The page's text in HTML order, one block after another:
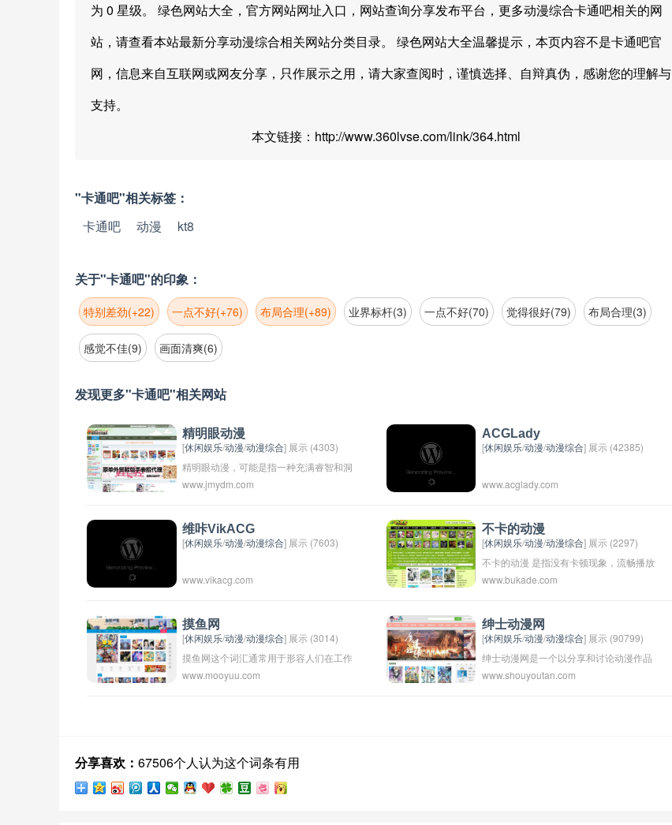
为 0 星级。 绿色网站大全，官方网站网址入口，网站查询分享发布平台，更多动漫综合卡通吧相关的网
站，请查看本站最新分享动漫综合相关网站分类目录。 绿色网站大全温馨提示，本页内容不是卡通吧官
网，信息来自互联网或网友分享，只作展示之用，请大家查阅时，谨慎选择、自辩真伪，感谢您的理解与
支持。
本文链接：http://www.360lvse.com/link/364.html
"卡通吧"相关标签：
卡通吧
动漫 kt8
关于"卡通吧"的印象：
特别差劲(+22) 一点不好(+76) 布局合理(+89) 业界标杆(3) 一点不好(70) 觉得很好(79) 布局合理(3)
感觉不佳(9) 画面清爽(6)
发现更多"卡通吧"相关网站
精明眼动漫
[休闲娱乐/动漫/动漫综合] 展示 (4303)
精明眼动漫，可能是指一种充满睿智和洞
察力的动漫作品，通过精心设计的情节和
刻的洞察和判断力。这样的动漫作品可能
会引发观众深刻的思考和共鸣，让人在娱
www.jmydm.com
ACGLady
[休闲娱乐/动漫/动漫综合] 展示 (42385)
www.acglady.com
维咔VikACG
[休闲娱乐/动漫/动漫综合] 展示 (7603)
www.vikacg.com
不卡的动漫
[休闲娱乐/动漫/动漫综合] 展示 (2297)
不卡的动漫 是指没有卡顿现象，流畅播放
的动漫。可以选择高清画质，流畅播放的
卡动漫有《火影忍者》、《进击的巨人》
等。
www.bukade.com
摸鱼网
[休闲娱乐/动漫/动漫综合] 展示 (3014)
摸鱼网这个词汇通常用于形容人们在工作
或学习时间偷懒、偷闲、打发时间，用网
时间里用网状的方式偷懒，打发时间的行
www.mooyuu.com
绅士动漫网
[休闲娱乐/动漫/动漫综合] 展示 (90799)
绅士动漫网是一个以分享和讨论动漫作品
为主题的网站，可能涵盖了各种类型的动
www.shouyoutan.com
分享喜欢： 67506个人认为这个词条有用